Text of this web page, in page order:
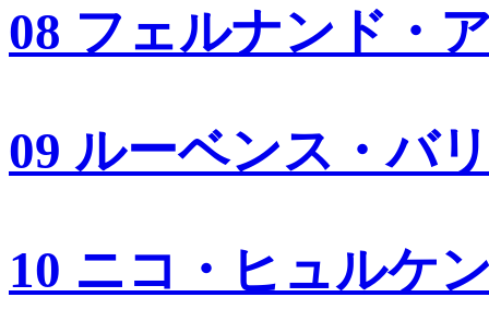
08 フェルナンド・
09 ルーベンス・バ
10 ニコ・ヒュルケ